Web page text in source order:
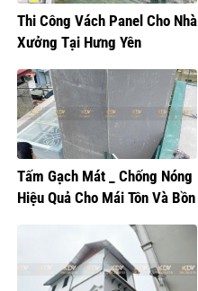
Thi Công Vách Panel Cho Nhà
Xưởng Tại Hưng Yên
Tấm Gạch Mát _ Chống Nóng
Hiệu Quả Cho Mái Tôn Và Bồn